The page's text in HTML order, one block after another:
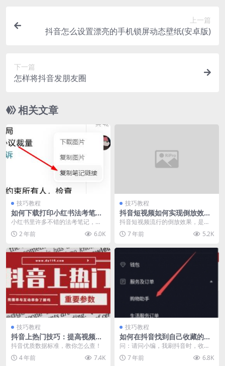
上一篇
抖音怎么设置漂亮的手机锁屏动态壁纸(安卓版)
下一篇
怎样将抖音发朋友圈
相关文章
技巧教程
如何下载打印小红书法考笔记
图片
小红书里许多不错的法考笔记，小
编家人也在刷小红书复习法考，可
惜她不会下载，每次都...
2 年前 6.0K
技巧教程
抖音短视频如何实现倒放效
果？
抖音短视频流行的倒放效果，是通
过“时光倒流”这个特效实现的。方法
简单，具体方法如...
7 年前 5.2K
技巧教程
抖音上热门技巧：提高视频完
播率与互动率
抖音优质数据标准，教你怎么查！
4 年前
7.4K
技巧教程
如何在抖音找到自己收藏的淘
宝产品
问：请问小编，我刷抖音时，收藏
了一下达人推荐的淘宝商品，当时
没有购买，我再哪里才...
7 年前 6.8K